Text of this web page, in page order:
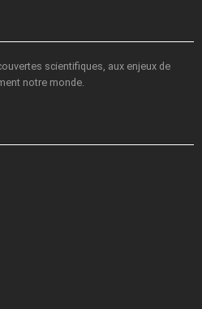
scientifiques, aux enjeux de
notre monde.